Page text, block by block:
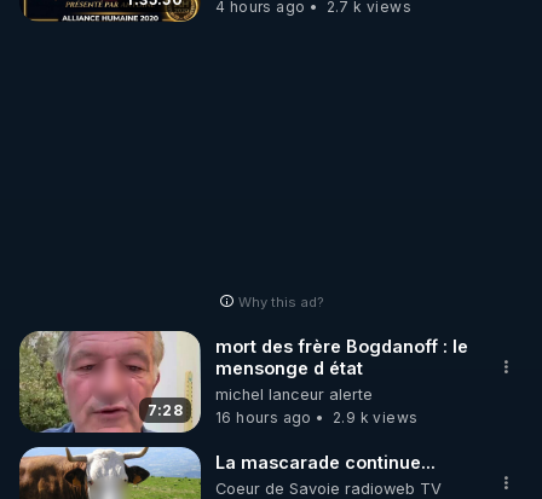
Ne manquez pas cette occasion d’élargir vos
4 hours ago
2.7 k views
Why this ad?
7:28
mort des frère Bogdanoff : le
mensonge d état
michel lanceur alerte
16 hours ago
2.9 k views
La mascarade continue...
Coeur de Savoie radioweb TV